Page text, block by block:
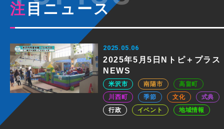
注目ニュース
2025.05.06
2025年5月5日Nトピ＋プラス
NEWS
米沢市 南陽市
高畠町
川西町
季節 文化
式典
行政
イベント 地域情報